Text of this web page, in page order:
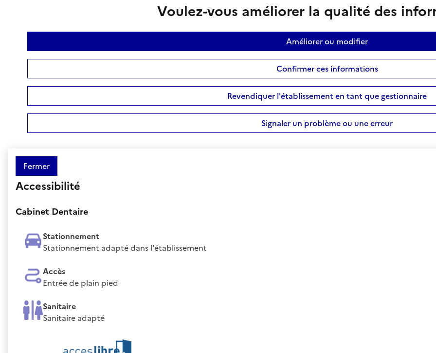
Voulez-vous améliorer la qualité des
Améliorer ou modifier
Confirmer ces informations
Revendiquer l'établissement en tant que gestionnaire
Signaler un problème ou une erreur
Fermer
Accessibilité
Cabinet Dentaire
Stationnement
Stationnement adapté dans l'établissement
Accès
Entrée de plain pied
Sanitaire
Sanitaire adapté